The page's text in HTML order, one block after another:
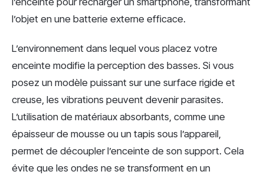
l’objet en une batterie externe efficace.
L’environnement dans lequel vous placez votre
enceinte modifie la perception des basses. Si vous
posez un modèle puissant sur une surface rigide et
creuse, les vibrations peuvent devenir parasites.
L’utilisation de matériaux absorbants, comme une
épaisseur de mousse ou un tapis sous l’appareil,
permet de découpler l’enceinte de son support. Cela
évite que les ondes ne se transforment en un